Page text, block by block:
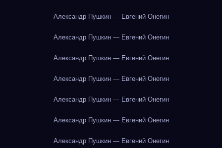
Александр Пушкин — Евгений Онегин
Александр Пушкин — Евгений Онегин
Александр Пушкин — Евгений Онегин
Александр Пушкин — Евгений Онегин
Александр Пушкин — Евгений Онегин
Александр Пушкин — Евгений Онегин
Александр Пушкин — Евгений Онегин